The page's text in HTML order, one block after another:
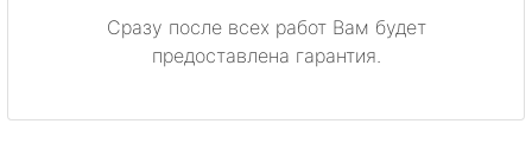
Сразу после всех работ Вам будет
предоставлена гарантия.